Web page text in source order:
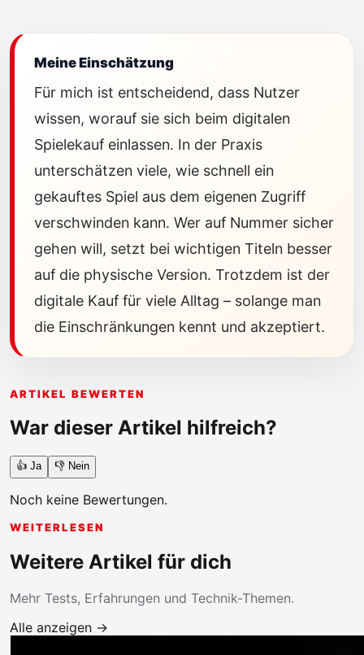
Meine Einschätzung
Für mich ist entscheidend, dass Nutzer
wissen, worauf sie sich beim digitalen
Spielekauf einlassen. In der Praxis
unterschätzen viele, wie schnell ein
gekauftes Spiel aus dem eigenen Zugriff
verschwinden kann. Wer auf Nummer sicher
gehen will, setzt bei wichtigen Titeln besser
auf die physische Version. Trotzdem ist der
digitale Kauf für viele Alltag – solange man
die Einschränkungen kennt und akzeptiert.
ARTIKEL BEWERTEN
War dieser Artikel hilfreich?
👍 Ja 👎 Nein
Noch keine Bewertungen.
WEITERLESEN
Weitere Artikel für dich
Mehr Tests, Erfahrungen und Technik-Themen.
Alle anzeigen →